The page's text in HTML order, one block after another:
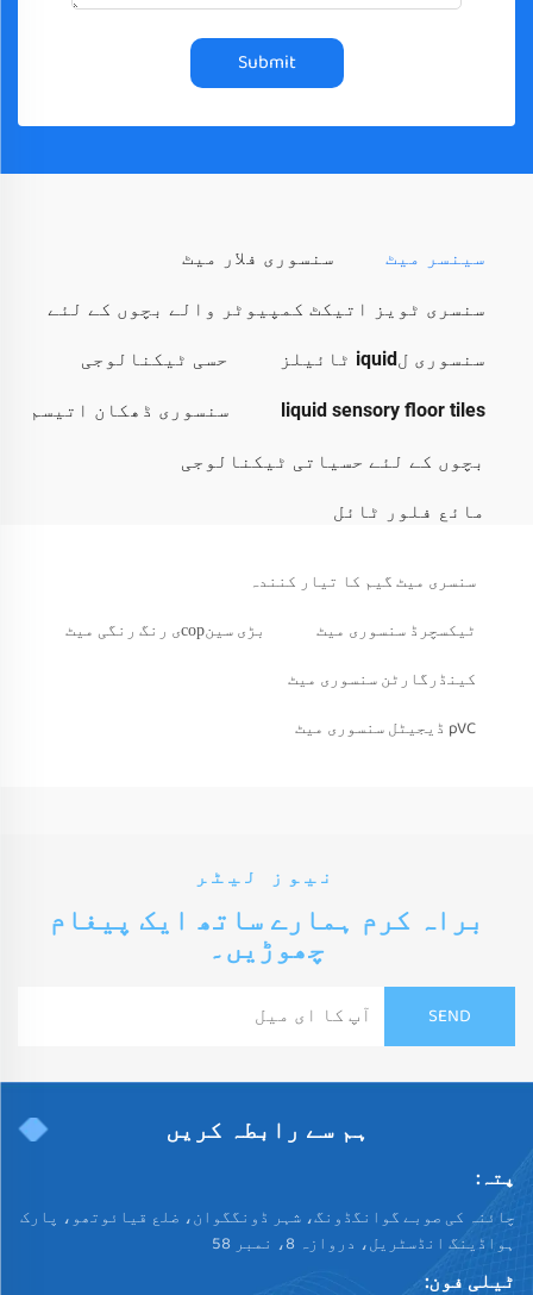
Submit
سینسر میٹ سنسوری فلار میٹ
سنسری ٹویز اتیکٹ کمپیوٹر والے بچوں کے لئے
سنسوری لiquid ٹائیلز حسی ٹیکنالوجی
liquid sensory floor tiles سنسوری ڈھکان اتیسم
بچوں کے لئے حسیاتی ٹیکنالوجی
مائع فلور ٹائل
سنسری میٹ گیم کا تیار کنندہ
ٹیکسچرڈ سنسوری میٹ
بڑی سینсорی رنگ رنگی میٹ
کینڈرگارٹن سنسوری میٹ
pVC ڈیجیٹل سنسوری میٹ
نیوز لیٹر
براہ کرم ہمارے ساتھ ایک پیغام
چھوڑیں۔
ہم سے رابطہ کریں
پتہ:
چائنہ کی صوبے گوانگڈونگ، شہر ڈونگگوان، ضلع قیائوتھو، پارک
ہواڈینگ انڈسٹریل، دروازہ 8، نمبر 58
ٹیلی فون: